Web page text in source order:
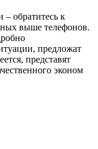
– обратитесь к
выше телефонов.
предложат
представят
эконом